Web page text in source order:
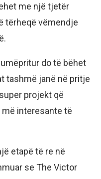
me një tjetër
tërheqë vëmendje
do të bëhet
tashmë janë në pritje
projekt që
interesante të
etapë të re në
se The Victor